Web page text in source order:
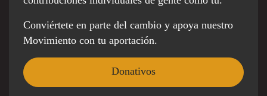
Conviértete en parte del cambio y apoya nuestro
Movimiento con tu aportación.
Donativos